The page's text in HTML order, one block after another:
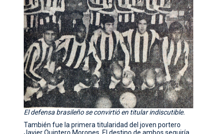
El defensa brasileño se convirtió en titular indiscutible.
También fue la primera titularidad del joven portero
Javier Quintero Morones. El destino de ambos seguiría